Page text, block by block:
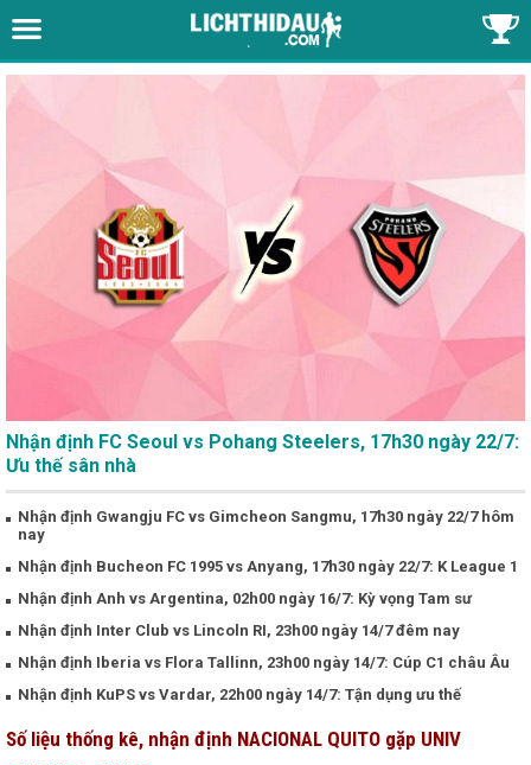
Nhận định FC Seoul vs Pohang Steelers, 17h30 ngày 22/7:
Ưu thế sân nhà
Nhận định Gwangju FC vs Gimcheon Sangmu, 17h30 ngày 22/7 hôm
nay
Nhận định Bucheon FC 1995 vs Anyang, 17h30 ngày 22/7: K League 1
Nhận định Anh vs Argentina, 02h00 ngày 16/7: Kỳ vọng Tam sư
Nhận định Inter Club vs Lincoln RI, 23h00 ngày 14/7 đêm nay
Nhận định Iberia vs Flora Tallinn, 23h00 ngày 14/7: Cúp C1 châu Âu
Nhận định KuPS vs Vardar, 22h00 ngày 14/7: Tận dụng ưu thế
Số liệu thống kê, nhận định NACIONAL QUITO gặp UNIV